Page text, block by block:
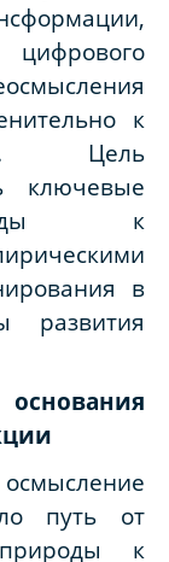
к
Цель
ключевые
к
в
развития
путь от
к